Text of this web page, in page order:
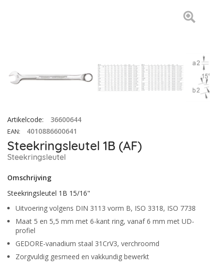
Artikelcode: 36600644
EAN: 4010886600641
Steekringsleutel 1B (AF)
Steekringsleutel
Omschrijving
Steekringsleutel 1B 15/16"
Uitvoering volgens DIN 3113 vorm B, ISO 3318, ISO 7738
Maat 5 en 5,5 mm met 6-kant ring, vanaf 6 mm met UD-
profiel
GEDORE-vanadium staal 31CrV3, verchroomd
Zorgvuldig gesmeed en vakkundig bewerkt